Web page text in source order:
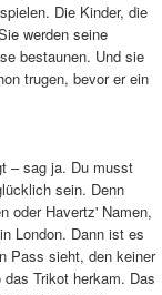
Die Kinder, die
werden seine
bestaunen. Und sie
trugen, bevor er ein
– sag ja. Du musst
sein. Denn
oder Havertz' Namen,
London. Dann ist es
Pass sieht, den keiner
Trikot herkam. Das